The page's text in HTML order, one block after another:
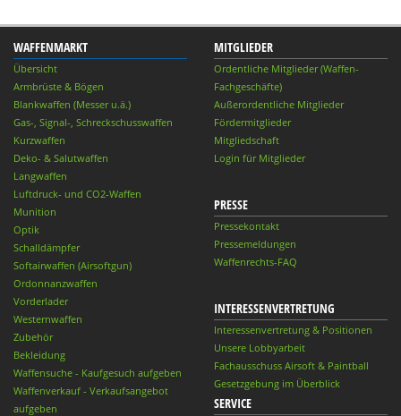
WAFFENMARKT
Übersicht
Armbrüste & Bögen
Blankwaffen (Messer u.ä.)
Gas-, Signal-, Schreckschusswaffen
Kurzwaffen
Deko- & Salutwaffen
Langwaffen
Luftdruck- und CO2-Waffen
Munition
Optik
Schalldämpfer
Softairwaffen (Airsoftgun)
Ordonnanzwaffen
Vorderlader
Westernwaffen
Zubehör
Bekleidung
Waffensuche - Kaufgesuch aufgeben
Waffenverkauf - Verkaufsangebot
aufgeben
MITGLIEDER
Ordentliche Mitglieder (Waffen-
Fachgeschäfte)
Außerordentliche Mitglieder
Fördermitglieder
Mitgliedschaft
Login für Mitglieder
PRESSE
Pressekontakt
Pressemeldungen
Waffenrechts-FAQ
INTERESSENVERTRETUNG
Interessenvertretung & Positionen
Unsere Lobbyarbeit
Fachausschuss Airsoft & Paintball
Gesetzgebung im Überblick
SERVICE